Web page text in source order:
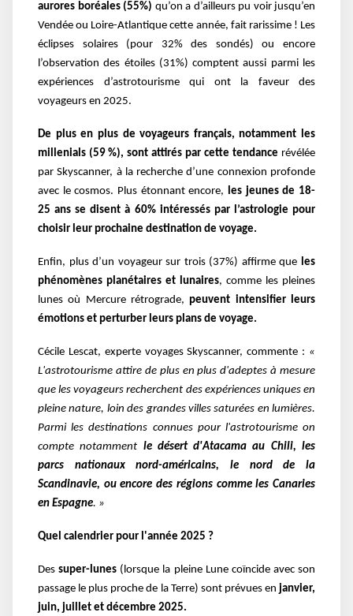
aurores boréales (55%) qu’on a d’ailleurs pu voir jusqu’en
Vendée ou Loire-Atlantique cette année, fait rarissime ! Les
éclipses solaires (pour 32% des sondés) ou encore
l’observation des étoiles (31%) comptent aussi parmi les
expériences d’astrotourisme qui ont la faveur des
voyageurs en 2025.
De plus en plus de voyageurs français, notamment les
millenials (59 %), sont attirés par cette tendance révélée
par Skyscanner, à la recherche d’une connexion profonde
avec le cosmos. Plus étonnant encore, les jeunes de 18-
25 ans se disent à 60% intéressés par l’astrologie pour
choisir leur prochaine destination de voyage.
Enfin, plus d’un voyageur sur trois (37%) affirme que les
phénomènes planétaires et lunaires, comme les pleines
lunes où Mercure rétrograde,peuvent intensifier leurs
émotions et perturber leurs plans de voyage.
Cécile Lescat, experte voyages Skyscanner, commente : «
L'astrotourisme attire de plus en plus d'adeptes à mesure
que les voyageurs recherchent des expériences uniques en
pleine nature, loin des grandes villes saturées en lumières.
Parmi les destinations connues pour l'astrotourisme on
compte notamment le désert d'Atacama au Chili, les
parcs nationaux nord-américains, le nord de la
Scandinavie, ou encore des régions comme les Canaries
en Espagne. »
Quel calendrier pour l'année 2025 ?
Des super-lunes (lorsque la pleine Lune coïncide avec son
passage le plus proche de la Terre) sont prévues en janvier,
juin, juillet et décembre 2025.